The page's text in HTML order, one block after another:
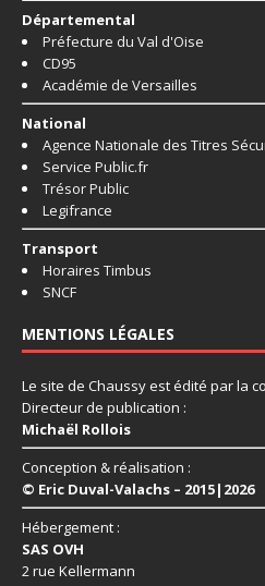
Départemental
Préfecture du Val d'Oise
CD95
Académie de Versailles
National
Agence Nationale des Titres
Service Public.fr
Trésor Public
Legifrance
Transport
Horaires Timbus
SNCF
MENTIONS LÉGALES
Le site de Chaussy est édité par la
Directeur de publication :
Michaël Rollois
Conception & réalisation :
© Eric Duval-Valachs – 2015|2026
Hébergement :
SAS OVH
2 rue Kellermann